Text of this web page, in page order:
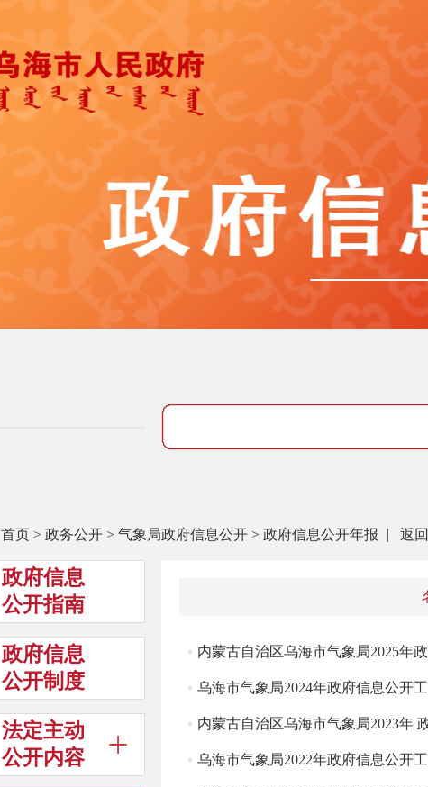
首页 > 政务公开 > 气象局政府信息公开 > 政府信息公开年报 返
政府信息
公开指南
政府信息
公开制度
法定主动
公开内容
内蒙古自治区乌海市气象局2025年
乌海市气象局2024 年政府信息公开
内蒙古自治区乌海市气象局2023年
乌海市气象局2022年政府信息公开